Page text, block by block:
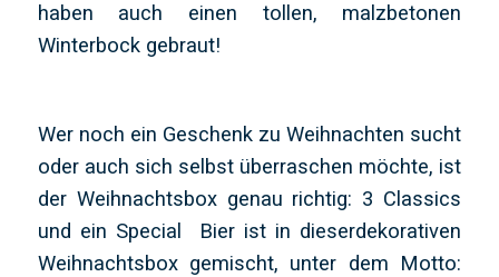
haben auch einen tollen, malzbetonen
Winterbock gebraut!
Wer noch ein Geschenk zu Weihnachten sucht
oder auch sich selbst überraschen möchte, ist
der Weihnachtsbox genau richtig: 3 Classics
und ein Special Bier ist in dieserdekorativen
Weihnachtsbox gemischt, unter dem Motto: